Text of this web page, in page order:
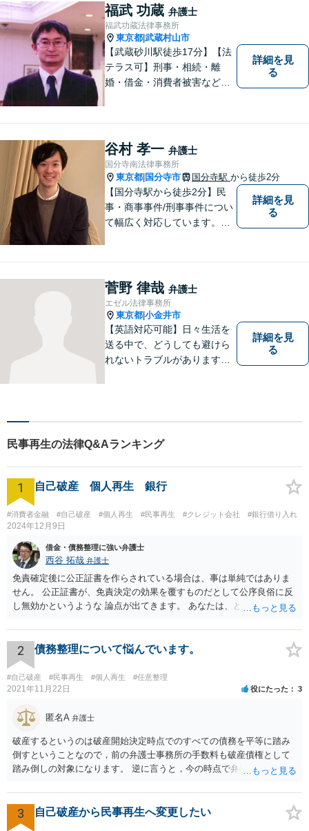
気軽にご相談ください。
福武 功蔵 弁護士
福武功蔵法律事務所
東京都 武蔵村山市
【武蔵砂川駅徒歩17分】【法
テラス可】刑事・相続・離
婚・借金・消費者被害など、
味方となり、しかるべき方向
へと導いてまいります。まず
はお気軽にご相談ください。
詳細を見
る
谷村 孝一 弁護士
国分寺南法律事務所
東京都 国分寺市 国分寺駅 から徒歩2分
【国分寺駅から徒歩2分】民
事・商事事件/刑事事件につい
て幅広く対応しています。ま
詳細を見
る
菅野 律哉 弁護士
エゼル法律事務所
東京都 小金井市
【英語対応可能】日々生活を
送る中で、どうしても避けら
れないトラブルがあります。
ます。 まずはお気軽にご相談
詳細を見
る
民事再生の法律Q&Aランキング
1 自己破産 個人再生 銀行
#消費者金融 #自己破産 #個人再生 #民事再生 #クレジット会社 #銀行借り入れ
2024年12月9日
借金・債務整理に強い弁護士
西谷 拓哉 弁護士
免責確定後に公正証書を作らされている場合は、事は単純ではありま
せん。 公正証書が、免責決定の効果を覆すものだとして公序良俗に反
し無効かというような 論点が出てきます。 あなたは、どこかできちん
を設けてもらう必要が高いと思います。 ネットで広告を出しているよ
うな法律事務所だと、またまずい処理をする法律事務所に相談してし
まう恐れがあるので まずは、下記のURLを参考に、弁護士会が設置・
開催している、債務整理等の相談を受けて今回の一連の流れを踏まえ
て相談されることをお勧め致します。 https://www.horitsu-sodan.jp/so
2 債務整理について悩んでいます。
#自己破産 #民事再生 #個人再生 #任意整理
2021年11月22日 役にたった 3
匿名A 弁護士
破産するというのは破産開始決定時点でのすべての債務を平等に踏み
倒すということなので，前の弁護士事務所の手数料も破産債権として
踏み倒しの対象になります。 逆に言うと，今の時点で弁護士手数料を
なるので，方針が決まるまでは支払わない方がいいでしょう。 費用は
法テラスを利用できるなら分割払いができるはずですが，収入や資力
が一定以上だと利用できません。 また，破産にあたって破産管財人と
3 自己破産から民事再生へ変更したい